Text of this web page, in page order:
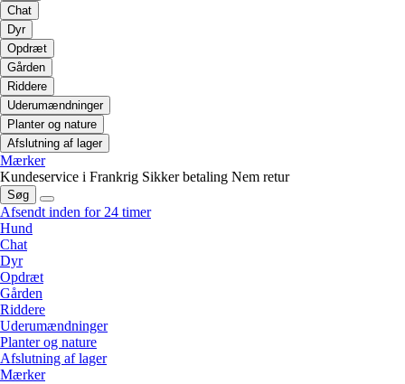
Chat
Dyr
Opdræt
Gården
Riddere
Uderumændninger
Planter og nature
Afslutning af lager
Mærker
Kundeservice i Frankrig Sikker betaling Nem retur
Søg
Afsendt inden for 24 timer
Hund
Chat
Dyr
Opdræt
Gården
Riddere
Uderumændninger
Planter og nature
Afslutning af lager
Mærker